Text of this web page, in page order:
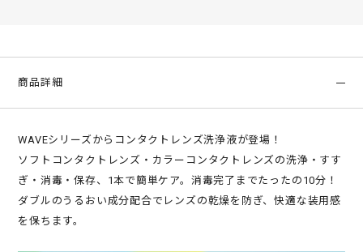
商品詳細
WAVEシリーズからコンタクトレンズ洗浄液が登場！
ソフトコンタクトレンズ・カラーコンタクトレンズの洗浄・すす
ぎ・消毒・保存、1本で簡単ケア。消毒完了までたったの10分！
ダブルのうるおい成分配合でレンズの乾燥を防ぎ、快適な装用感
を保ちます。